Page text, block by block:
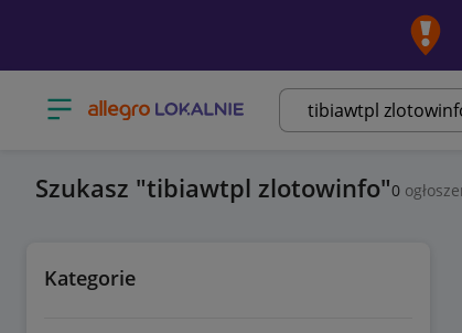
Otwórz menu z kategoriami
Szukasz tibiawtpl zlotowinfo 0
Kategorie